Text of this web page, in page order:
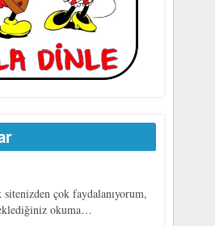
sitenizden çok faydalanıyorum,
okuma…